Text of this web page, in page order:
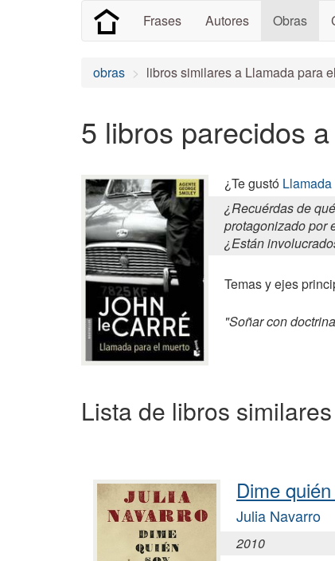
Frases Autores Obras
obras libros similares a Llamada para
5 libros parecidos
¿Te gustó
¿Recuérdas de
protagonizado por
¿Están
Temas y ejes
"Soñar con
Lista de libros
Dime
Julia Navarro
2010